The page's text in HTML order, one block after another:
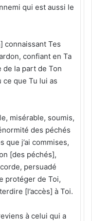
qui est aussi le
connaissant Tes
confiant en Ta
de la part de Ton
ce que Tu lui as
misérable, soumis,
des péchés
que j’ai commises,
[des péchés],
persuadé
protéger de Toi,
[l’accès] à Toi.
à celui qui a